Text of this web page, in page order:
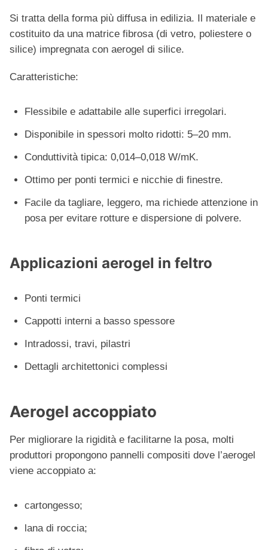
Si tratta della forma più diffusa in edilizia. Il materiale e
costituito da una matrice fibrosa (di vetro, poliestere o
silice) impregnata con aerogel di silice.
Caratteristiche:
Flessibile e adattabile alle superfici irregolari.
Disponibile in spessori molto ridotti: 5–20 mm.
Conduttività tipica: 0,014–0,018 W/mK.
Ottimo per ponti termici e nicchie di finestre.
Facile da tagliare, leggero, ma richiede attenzione in
posa per evitare rotture e dispersione di polvere.
Applicazioni aerogel in feltro
Ponti termici
Cappotti interni a basso spessore
Intradossi, travi, pilastri
Dettagli architettonici complessi
Aerogel accoppiato
Per migliorare la rigidità e facilitarne la posa, molti
produttori propongono pannelli compositi dove l’aerogel
viene accoppiato a:
cartongesso;
lana di roccia;